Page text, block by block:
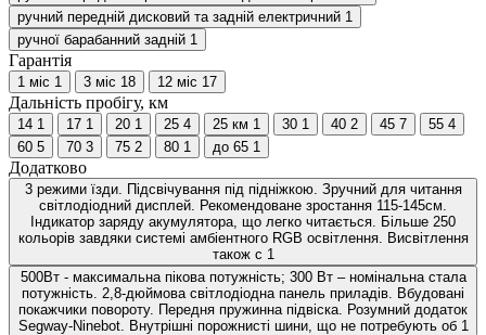
ручний передній дисковий та задній електричний 1
ручної барабанний задній 1
Гарантія
1 міс 1 3 міс 18 12 міс 17
Дальність пробігу, км
14 1 17 1 20 1 25 4 25 км 1 30 1 40 2 45 7 55 4
60 5 70 3 75 2 80 1 до 65 1
Додатково
3 режими їзди. Підсвічування під підніжкою. Зручний для читання
світлодіодний дисплей. Рекомендоване зростання 115-145см.
Індикатор заряду акумулятора, що легко читається. Більше 250
кольорів завдяки системі амбіентного RGB освітлення. Висвітлення
також с 1
500Вт - максимальна пікова потужність; 300 Вт – номінальна стала
потужність. 2,8-дюймова світлодіодна панель приладів. Вбудовані
покажчики повороту. Передня пружинна підвіска. Розумний додаток
Segway-Ninebot. Внутрішні порожнисті шини, що не потребують об 1